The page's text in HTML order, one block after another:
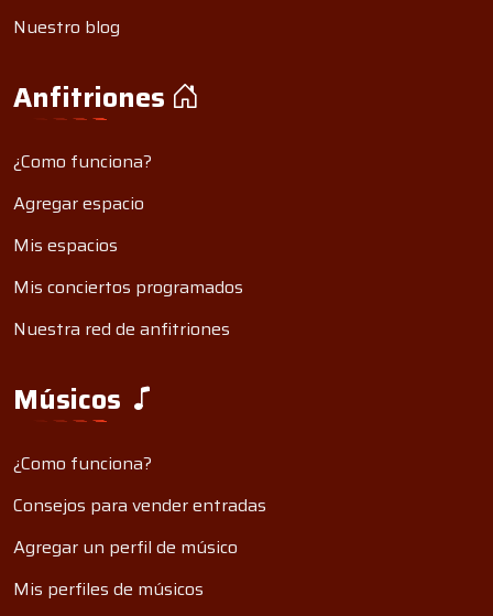
Nuestro blog
Anfitriones
¿Como funciona?
Agregar espacio
Mis espacios
Mis conciertos programados
Nuestra red de anfitriones
Músicos
¿Como funciona?
Consejos para vender entradas
Agregar un perfil de músico
Mis perfiles de músicos